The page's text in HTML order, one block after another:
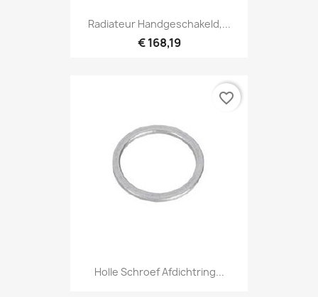
Radiateur Handgeschakeld,...
€ 168,19
Holle Schroef Afdichtring...
favorite_border